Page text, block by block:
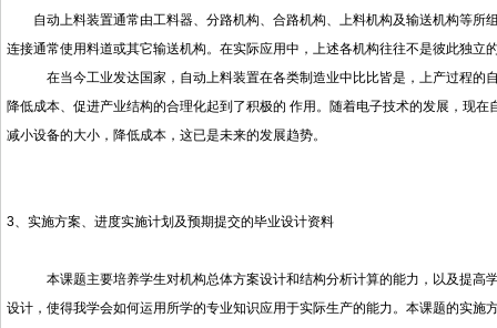
自动上料装置通常由工料器、分路机构、合路机构、上料机构及输送机构等所
连接通常使用料道或其它输送机构。在实际应用中，上述各机构往往不是彼此独
在当今工业发达国家，自动上料装置在各类制造业中比比皆是，上产过程的自
降低成本、促进产业结构的合理化起到了积极的 作用。随着电子技术的发展，现
减小设备的大小，降低成本，这已是未来的发展趋势。
3、实施方案、进度实施计划及预期提交的毕业设计资料
本课题主要培养学生对机构总体方案设计和结构分析计算的能力，以及提高学
设计，使得我学会如何运用所学的专业知识应用于实际生产的能力。本课题的实施